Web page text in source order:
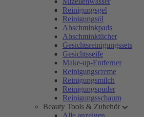
Reinigungsgel
Reinigungsöl
Abschminkpads
Abschminktücher
Gesichtsreinigungssets
Gesichtsseife
Make-up-Entferner
Reinigungscreme
Reinigungsmilch
Reinigungspuder
Reinigungsschaum
Beauty Tools & Zubehör
Alle anzeigen